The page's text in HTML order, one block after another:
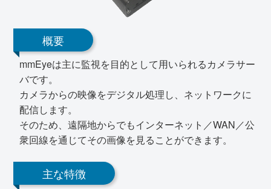
概要
mmEyeは主に監視を目的として用いられるカメラサー
バです。
カメラからの映像をデジタル処理し、ネットワークに
配信します。
そのため、遠隔地からでもインターネット／WAN／公
衆回線を通じてその画像を見ることができます。
主な特徴